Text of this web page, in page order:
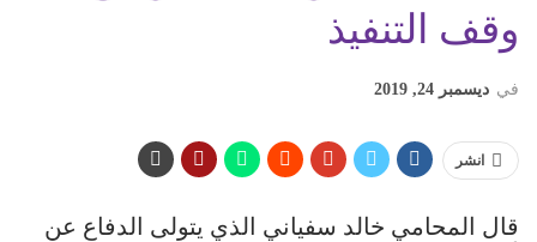
وقف التنفيذ
في ديسمبر 24, 2019
انشر
قال المحامي خالد سفياني الذي يتولى الدفاع عن